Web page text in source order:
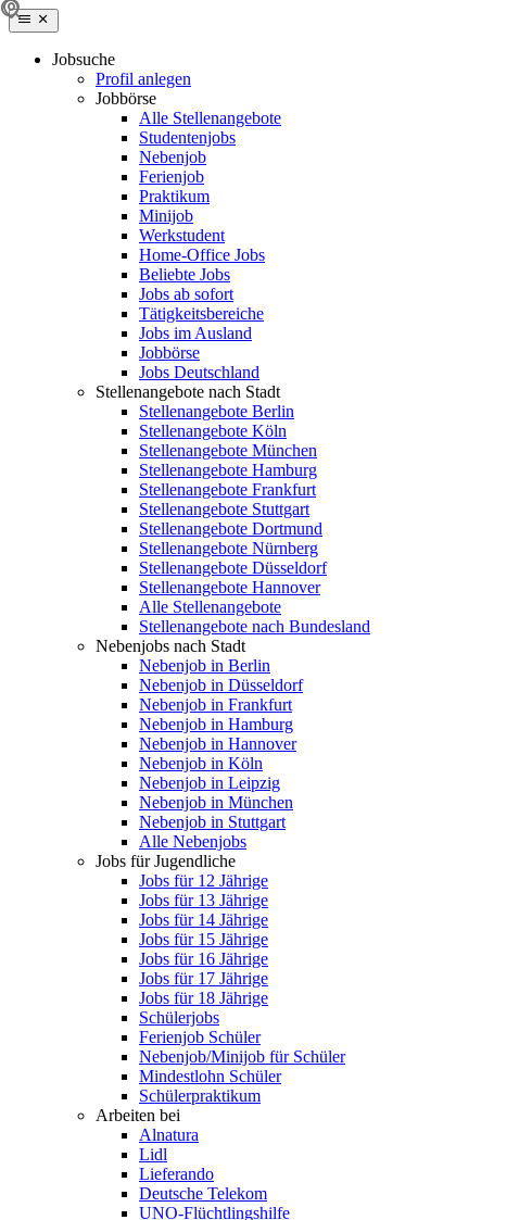
Jobsuche
Profil anlegen
Jobbörse
Alle Stellenangebote
Studentenjobs
Nebenjob
Ferienjob
Praktikum
Minijob
Werkstudent
Home-Office Jobs
Beliebte Jobs
Jobs ab sofort
Tätigkeitsbereiche
Jobs im Ausland
Jobbörse
Jobs Deutschland
Stellenangebote nach Stadt
Stellenangebote Berlin
Stellenangebote Köln
Stellenangebote München
Stellenangebote Hamburg
Stellenangebote Frankfurt
Stellenangebote Stuttgart
Stellenangebote Dortmund
Stellenangebote Nürnberg
Stellenangebote Düsseldorf
Stellenangebote Hannover
Alle Stellenangebote
Stellenangebote nach Bundesland
Nebenjobs nach Stadt
Nebenjob in Berlin
Nebenjob in Düsseldorf
Nebenjob in Frankfurt
Nebenjob in Hamburg
Nebenjob in Hannover
Nebenjob in Köln
Nebenjob in Leipzig
Nebenjob in München
Nebenjob in Stuttgart
Alle Nebenjobs
Jobs für Jugendliche
Jobs für 12 Jährige
Jobs für 13 Jährige
Jobs für 14 Jährige
Jobs für 15 Jährige
Jobs für 16 Jährige
Jobs für 17 Jährige
Jobs für 18 Jährige
Schülerjobs
Ferienjob Schüler
Nebenjob/Minijob für Schüler
Mindestlohn Schüler
Schülerpraktikum
Arbeiten bei
Alnatura
Lidl
Lieferando
Deutsche Telekom
UNO-Flüchtlingshilfe